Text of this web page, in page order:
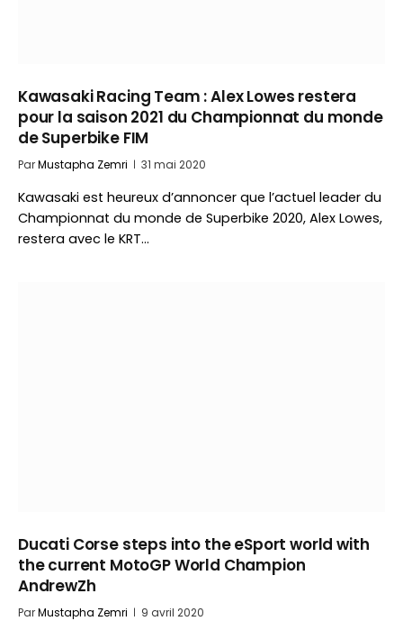
Kawasaki Racing Team : Alex Lowes restera
pour la saison 2021 du Championnat du monde
de Superbike FIM
ParMustapha Zemri 31 mai 2020
Kawasaki est heureux d’annoncer que l’actuel leader du
Championnat du monde de Superbike 2020, Alex Lowes,
restera avec le KRT…
Ducati Corse steps into the eSport world with
the current MotoGP World Champion
AndrewZh
ParMustapha Zemri 9 avril 2020